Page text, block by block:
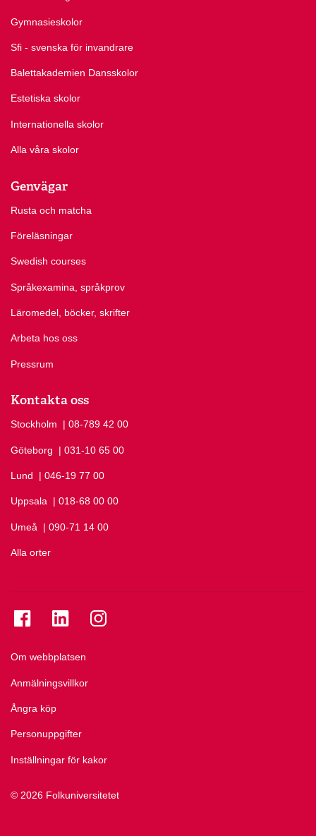
Gymnasieskolor
Sfi - svenska för invandrare
Balettakademien Dansskolor
Estetiska skolor
Internationella skolor
Alla våra skolor
Genvägar
Rusta och matcha
Föreläsningar
Swedish courses
Språkexamina, språkprov
Läromedel, böcker, skrifter
Arbeta hos oss
Pressrum
Kontakta oss
Stockholm Ring Stockholm på
| 08-789 42 00
Göteborg Ring Göteborg på
| 031-10 65 00
Lund Ring Lund på
| 046-19 77 00
Uppsala Ring Uppsala på
| 018-68 00 00
Umeå Ring Umeå på
| 090-71 14 00
Alla orter
© 2026 Folkuniversitetet
Om webbplatsen
Anmälningsvillkor
Ångra köp
Personuppgifter
Inställningar för kakor
Se folkuniversitetet på Facebook
Se folkuniversitetet på LinkedIn